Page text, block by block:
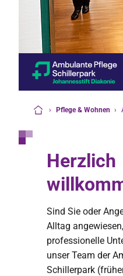
› Pflege & Wohnen ›
Herzlich
Sind Sie oder
Alltag
professionelle
unser Team der
Schillerpark